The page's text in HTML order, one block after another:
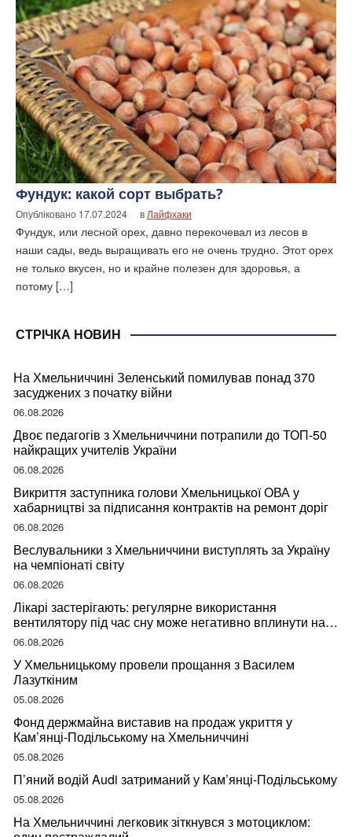
Фундук: какой сорт выбрать?
Опубліковано 17.07.2024 в Лайфхаки
Фундук, или лесной орех, давно перекочевал из лесов в
наши сады, ведь выращивать его не очень трудно. Этот орех
не только вкусен, но и крайне полезен для здоровья, а
потому […]
СТРІЧКА НОВИН
На Хмельниччині Зеленський помилував понад 370
засуджених з початку війни
06.08.2026
Двоє педагогів з Хмельниччини потрапили до ТОП-50
найкращих учителів України
06.08.2026
Викриття заступника голови Хмельницької ОВА у
хабарництві за підписання контрактів на ремонт доріг
06.08.2026
Веслувальники з Хмельниччини виступлять за Україну
на чемпіонаті світу
06.08.2026
Лікарі застерігають: регулярне використання
вентилятору під час сну може негативно вплинути на
ваше здоров’я
06.08.2026
У Хмельницькому провели прощання з Василем
Лазуткіним
05.08.2026
Фонд держмайна виставив на продаж укриття у
Кам’янці-Подільському на Хмельниччині
05.08.2026
П’яний водій Audi затриманий у Кам’янці-Подільському
05.08.2026
На Хмельниччині легковик зіткнувся з мотоциклом: